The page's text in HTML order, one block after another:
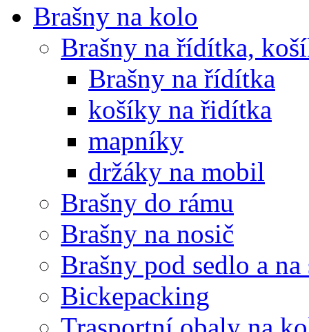
Brašny na kolo
Brašny na řídítka,
Brašny na řídítka
košíky na řidítka
mapníky
držáky na mobil
Brašny do rámu
Brašny na nosič
Brašny pod sedlo a
Bickepacking